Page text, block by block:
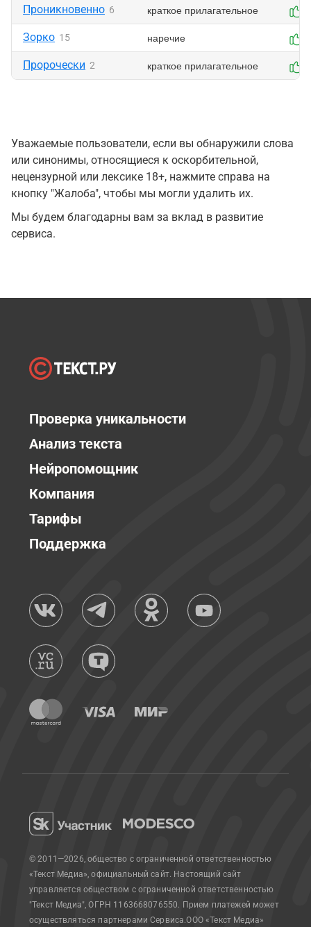
Проникновенно 6 краткое прилагательное
Зорко 15 наречие
Пророчески 2 краткое прилагательное
Уважаемые пользователи, если вы обнаружили слова
или синонимы, относящиеся к оскорбительной,
нецензурной или лексике 18+, нажмите справа на
кнопку "Жалоба", чтобы мы могли удалить их.
Мы будем благодарны вам за вклад в развитие
сервиса.
Проверка уникальности
Анализ текста
Нейропомощник
Компания
Тарифы
Поддержка
© 2011—2026, общество с ограниченной ответственностью
«Текст Медиа», официальный сайт. Настоящий сайт
управляется обществом с ограниченной ответственностью
"Текст Медиа", ОГРН 1163668076550. Прием платежей может
осуществляться партнерами Сервиса.ООО «Текст Медиа»